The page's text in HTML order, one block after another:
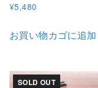
¥5,480
お買い物カゴに追加
SOLD OUT